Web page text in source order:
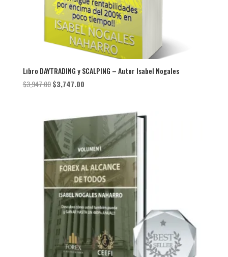
Libro DAYTRADING y SCALPING – Autor Isabel Nogales
$3,947.00 El
era:
$3,947.00.
$3,747.00El
es:
$3,747.00.